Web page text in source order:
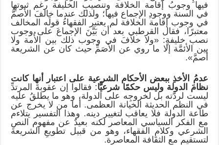
فيها وجوبُ إقامة الخلافة وتنصيبِ الخليفة رغم ثبوتهِا
في السنة ووجودِ الإجماع فيها؛ ولذلك عندما خالفَ الأصمُّ
في وجوب إقامة الخلافة لم يعتبر الفقهاءُ قولَه المخالف
معتبرًا، فقال القرطبي بعد أن بَيَّنَ الإجماعَ على وجوب
نصب خليفةٍ: «ولا خلافَ في وجوب ذلك بين الأُمة ولا
بين الأئمَّة إلا ما روي عن الأصَمِّ حيث كان عن الشريعة
أصمَّ».
عدمُ الأخذِ ببعض الأحكام الشرعية على اعتبار أنها كانت
نظامَ الدولة وليس حكمًا شرعيًّا: فقالوا إن عقوبةَ المرتدِّ
ليست لردَّته بل لخروجِه على الدولة، وهو ما يطلقُ عليه
في النظم الحديثة الخيانة العظمى. أما من لا يخرج عن
طاعة الدولة فلا يعاقب لتغيير دينه. وهذا التفسير يتلاءم
مع الفكر السياسي المعاصر لكنه بعيدٌ عن مفهوم النصِ
الشرعي وكلامِ الفقهاء، وهو من قبيل تطويعِ الشريعة
لتستقيم مع الثقافة المعاصرة.